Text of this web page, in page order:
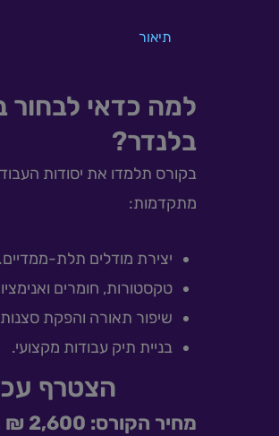
תיאור
למה כדאי
בלנדר?
מתקדמות:
יצירת מודלים תלת-ממדיים.
טקסטורות, חומרים
שיפור תאורה והפקת סצנות
בניית תיק עבודות מקצועי.
הצטרף
מחיר הקורס: 2,600 ₪ בלבד.